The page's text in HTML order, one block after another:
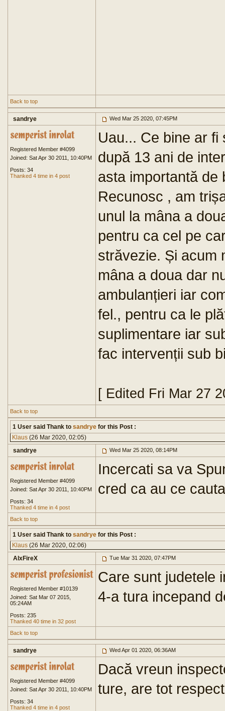
Back to top
sandrye Wed Mar 25 2020, 07:45PM
Registered Member #4099
Joined: Sat Apr 30 2011, 10:40PM
Posts: 34
Thanked 4 time in 4 post
Uau... Ce bine ar
după 13 ani de
asta importantă de
Recunosc , am
unul la mâna a
pentru ca cel pe
străvezie. Și acum
mâna a doua dar
ambulanțieri iar
fel., pentru ca le
suplimentare iar
fac intervenții sub
[ Edited Fri Mar 27
Back to top
1 User said Thank to sandrye for this Post :
Klaus (26 Mar 2020, 02:05)
sandrye
Wed Mar 25 2020, 08:14PM
Registered Member #4099
Joined: Sat Apr 30 2011, 10:40PM
Posts: 34
Thanked 4 time in 4 post
Incercati sa va
cred ca au ce
Back to top
1 User said Thank to sandrye for this Post :
Klaus (26 Mar 2020, 02:06)
AlxFireX
Tue Mar 31 2020, 07:47PM
Registered Member #10139
Joined: Sat Mar 07 2015,
05:24AM
Posts: 235
Thanked 40 time in 32 post
Care sunt judetele
4-a tura incepand
Back to top
sandrye Wed Apr 01 2020, 06:36AM
Registered Member #4099
Joined: Sat Apr 30 2011, 10:40PM
Posts: 34
Thanked 4 time in 4 post
Dacă vreun
ture, are tot